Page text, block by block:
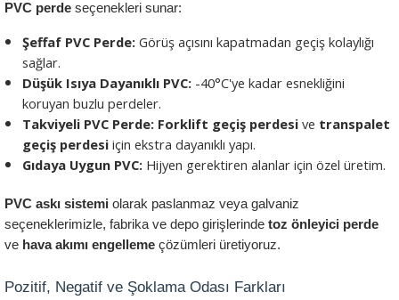
PVC perde seçenekleri sunar:
Şeffaf PVC Perde: Görüş açısını kapatmadan geçiş kolaylığı
sağlar.
Düşük Isıya Dayanıklı PVC: -40°C'ye kadar esnekliğini
koruyan buzlu perdeler.
Takviyeli PVC Perde: Forklift geçiş perdesi ve transpalet
geçiş perdesi için ekstra dayanıklı yapı.
Gıdaya Uygun PVC: Hijyen gerektiren alanlar için özel üretim.
PVC askı sistemi olarak paslanmaz veya galvaniz
seçeneklerimizle, fabrika ve depo girişlerinde toz önleyici perde
ve hava akımı engelleme çözümleri üretiyoruz.
Pozitif, Negatif ve Şoklama Odası Farkları